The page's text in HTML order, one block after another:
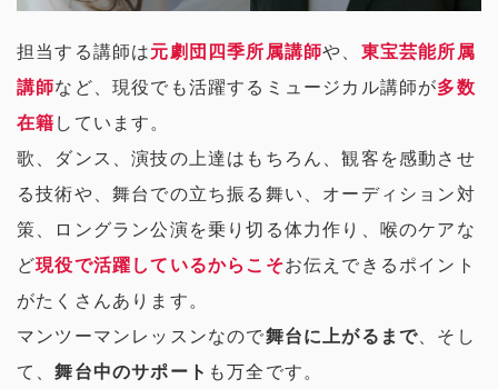
担当する講師は元劇団四季所属講師や、 東宝芸能所属
講師など、現役でも活躍するミュージカル講師が多数
在籍 しています。
歌、ダンス、演技の上達はもちろん、観客を感動させ
る技術や、舞台での立ち振る舞い、オーディション対
策、ロングラン公演を乗り切る体力作り、喉のケアな
ど現役で活躍しているからこそお伝えできるポイント
がたくさんあります。
マンツーマンレッスンなので舞台に上がるまで、そし
て、舞台中のサポート も万全です。